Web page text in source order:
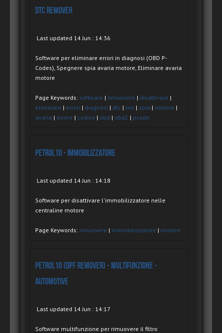
DTC Remover
Last updated 14 Jun : 14:36
Software per eliminare errori in diagnosi (OBD P-
Codes), Spegnere spia avaria motore, Eliminare avaria
motore
Page Keywords: software | rimuovere | disattivare |
eliminare | errori | diagnosi | dtc | mil | spia | motore |
avaria | errore | codice | obd | obd2 | pcode
Petrol10 - Immobilizzatore
Last updated 14 Jun : 14:18
Software per disattivare l'immobilizzatore nelle
centraline motore
Page Keywords: rimuovere | immobilizzatore | motore
Petrol10 (DPF Remover) - Multifunzione -
Automotive
Last updated 14 Jun : 14:17
Software multifunzione per rimuovere il filtro